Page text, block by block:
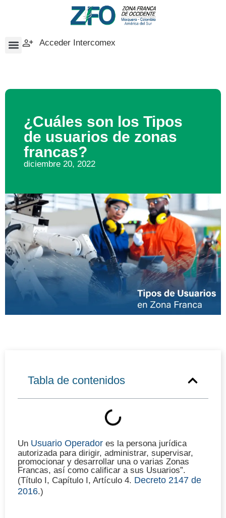
Acceder Intercomex
¿Cuáles son los Tipos
de usuarios de zonas
francas?
diciembre 20, 2022
Tabla de contenidos
Un Usuario Operador es la persona jurídica
autorizada para dirigir, administrar, supervisar,
promocionar y desarrollar una o varias Zonas
Francas, así como calificar a sus Usuarios”.
(Título I, Capítulo I, Artículo 4. Decreto 2147 de
2016.)